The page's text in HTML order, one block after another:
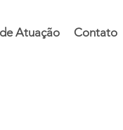
Atuação Contato